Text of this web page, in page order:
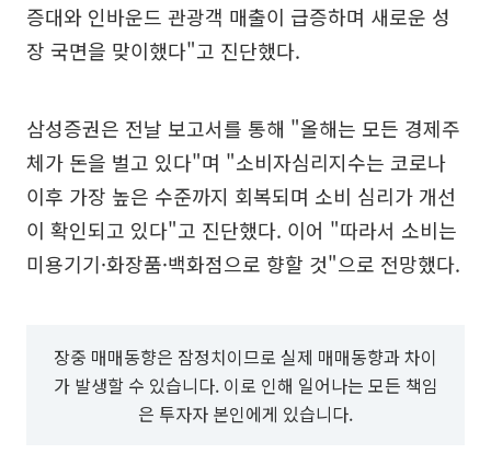
증대와 인바운드 관광객 매출이 급증하며 새로운 성
장 국면을 맞이했다"고 진단했다.
삼성증권은 전날 보고서를 통해 "올해는 모든 경제주
체가 돈을 벌고 있다"며 "소비자심리지수는 코로나
이후 가장 높은 수준까지 회복되며 소비 심리가 개선
이 확인되고 있다"고 진단했다. 이어 "따라서 소비는
미용기기·화장품·백화점으로 향할 것"으로 전망했다.
장중 매매동향은 잠정치이므로 실제 매매동향과 차이
가 발생할 수 있습니다. 이로 인해 일어나는 모든 책임
은 투자자 본인에게 있습니다.